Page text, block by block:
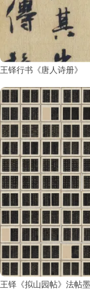
王铎行书《唐人诗册》
王铎《拟山园帖》法帖